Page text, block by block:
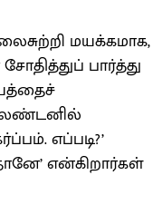
மயக்கமாக,
பார்த்து
எப்படி?’
என்கிறார்கள்